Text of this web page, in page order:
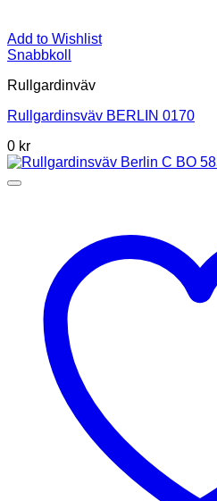
Add to Wishlist
Snabbkoll
Rullgardinväv
Rullgardinsväv BERLIN 0170
0 kr